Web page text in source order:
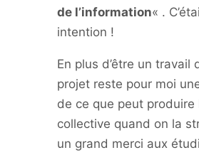
de l’information« .
intention !
En plus d’être un travail
projet reste pour moi
de ce que peut produire
collective quand on la
un grand merci aux